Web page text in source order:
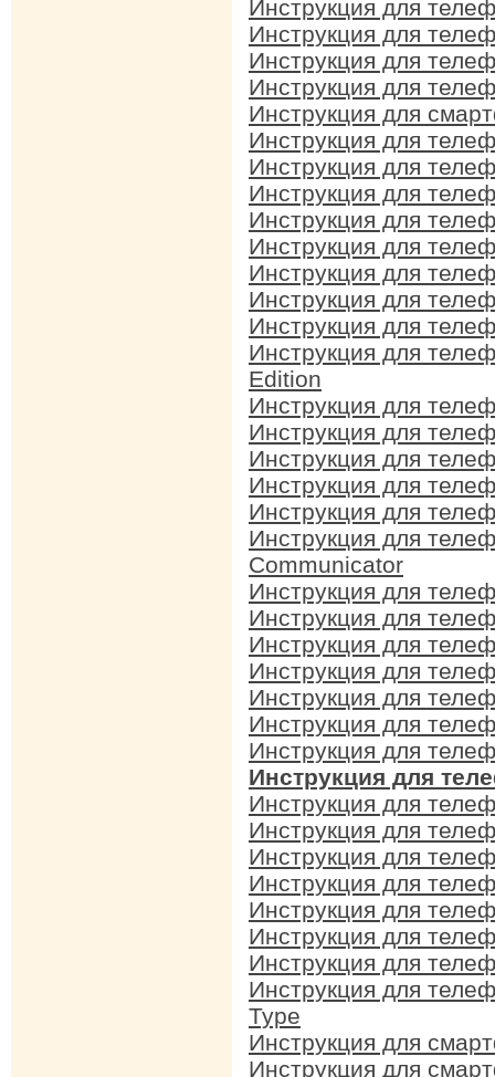
Инструкция для
Инструкция для
Инструкция для
Инструкция для
Инструкция для
Инструкция для
Инструкция для
Инструкция для
Инструкция для
Инструкция для
Инструкция для
Инструкция для
Инструкция для
Инструкция для
Edition
Инструкция для
Инструкция для
Инструкция для
Инструкция для
Инструкция для
Инструкция для
Communicator
Инструкция для
Инструкция для
Инструкция для
Инструкция для
Инструкция для
Инструкция для
Инструкция для
Инструкция для
Инструкция для
Инструкция для
Инструкция для
Инструкция для
Инструкция для
Инструкция для
Инструкция для
Инструкция для
Type
Инструкция для
Инструкция для